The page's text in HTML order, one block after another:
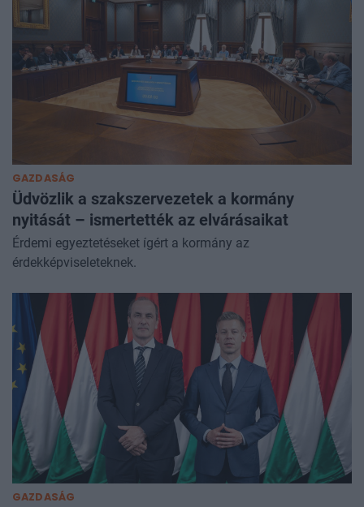
GAZDASÁG
Üdvözlik a szakszervezetek a kormány
nyitását – ismertették az elvárásaikat
Érdemi egyeztetéseket ígért a kormány az
érdekképviseleteknek.
GAZDASÁG